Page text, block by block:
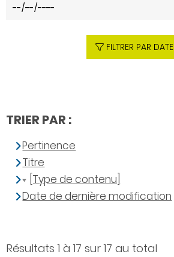
Résultats 1 à 17 sur 17 au total
FILTRER PAR DATE
TRIER PAR :
Pertinence
Titre
[Type de contenu]
Date de dernière modification